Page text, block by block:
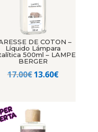
DE COTON –
Líquido Lámpara
500ml – LAMPE
BERGER
17.00€El
era:
17.00€.
13.60€El